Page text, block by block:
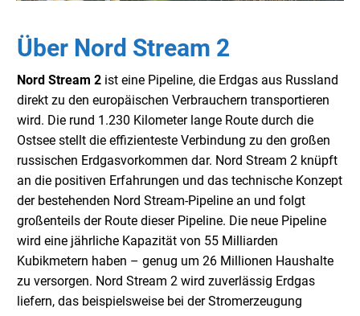
Über Nord Stream 2
Nord Stream 2 ist eine Pipeline, die Erdgas aus Russland
direkt zu den europäischen Verbrauchern transportieren
wird. Die rund 1.230 Kilometer lange Route durch die
Ostsee stellt die effizienteste Verbindung zu den großen
russischen Erdgasvorkommen dar. Nord Stream 2 knüpft
an die positiven Erfahrungen und das technische Konzept
der bestehenden Nord Stream-Pipeline an und folgt
großenteils der Route dieser Pipeline. Die neue Pipeline
wird eine jährliche Kapazität von 55 Milliarden
Kubikmetern haben – genug um 26 Millionen Haushalte
zu versorgen. Nord Stream 2 wird zuverlässig Erdgas
liefern, das beispielsweise bei der Stromerzeugung